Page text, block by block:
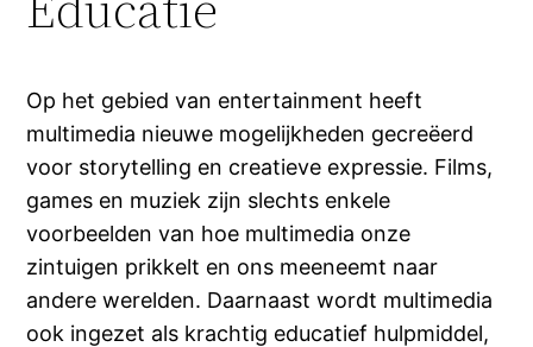
Op het gebied van entertainment heeft
multimedia nieuwe mogelijkheden gecreëerd
voor storytelling en creatieve expressie. Films,
games en muziek zijn slechts enkele
voorbeelden van hoe multimedia onze
zintuigen prikkelt en ons meeneemt naar
andere werelden. Daarnaast wordt multimedia
ook ingezet als krachtig educatief hulpmiddel,